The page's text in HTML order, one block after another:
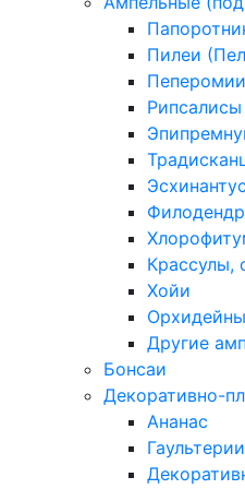
Пилеи
Пеперомии
Рипсалисы
Крассулы,
Хойи
Другие
Бонсаи
Декоративно-
Ананас
Гаультерии